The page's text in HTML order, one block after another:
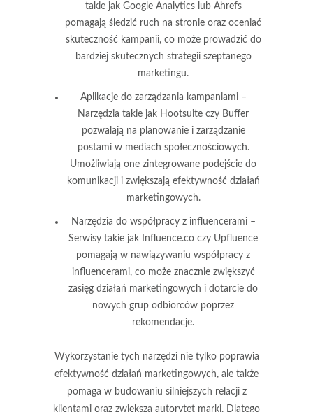
takie jak Google Analytics lub Ahrefs
pomagają śledzić ruch na stronie oraz oceniać
skuteczność kampanii, co może prowadzić do
bardziej skutecznych strategii szeptanego
marketingu.
Aplikacje do zarządzania kampaniami–
Narzędzia takie jak Hootsuite czy Buffer
pozwalają na planowanie i zarządzanie
postami w mediach społecznościowych.
Umożliwiają one zintegrowane podejście do
komunikacji i zwiększają efektywność działań
marketingowych.
Narzędzia do współpracy z influencerami–
Serwisy takie jak Influence.co czy Upfluence
pomagają w nawiązywaniu współpracy z
influencerami, co może znacznie zwiększyć
zasięg działań marketingowych i dotarcie do
nowych grup odbiorców poprzez
rekomendacje.
Wykorzystanie tych narzędzi nie tylko poprawia
efektywność działań marketingowych, ale także
pomaga w budowaniu silniejszych relacji z
klientami oraz zwiększa autorytet marki. Dlatego